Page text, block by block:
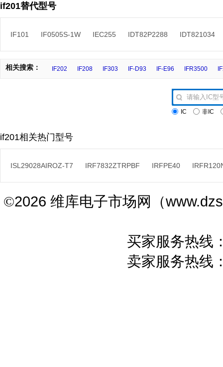
if201替代型号
IF101 IF0505S-1W IEC255 IDT82P2288 IDT821034
IF202 IF208 IF303 IF-D93 IF-E96 IFR3500
相关搜索：
IC 非IC
if201相关热门型号
ISL29028AIROZ-T7 IRF7832ZTRPBF IRFPE40
©2026 维库电子市场网（
买家服务热线
卖家服务热线